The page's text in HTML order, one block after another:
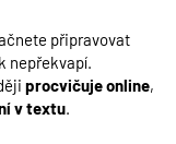
připravovat
nepřekvapí.
procvičuje online,
v textu.